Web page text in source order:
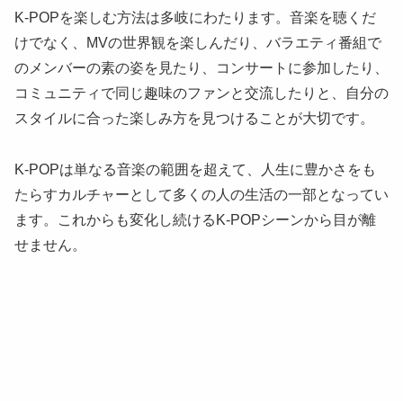
K-POPを楽しむ方法は多岐にわたります。音楽を聴くだ
けでなく、MVの世界観を楽しんだり、バラエティ番組で
のメンバーの素の姿を見たり、コンサートに参加したり、
コミュニティで同じ趣味のファンと交流したりと、自分の
スタイルに合った楽しみ方を見つけることが大切です。
K-POPは単なる音楽の範囲を超えて、人生に豊かさをも
たらすカルチャーとして多くの人の生活の一部となってい
ます。これからも変化し続けるK-POPシーンから目が離
せません。